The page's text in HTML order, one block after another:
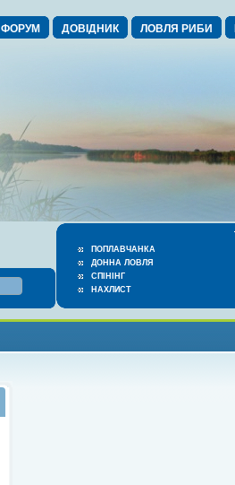
ФОРУМ ДОВІДНИК ЛОВЛЯ РИБИ
ПОПЛАВЧАНКА
ДОННА ЛОВЛЯ
СПІНІНГ
НАХЛИСТ